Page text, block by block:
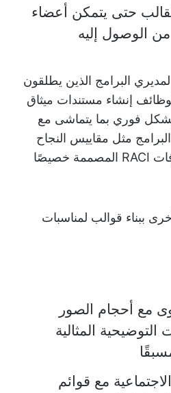
حتى يتمكن أعضاء
الوصول إليه
البرامج الذين يطلقون
إنشاء مستندات ميثاق
فوري بما يتماشى مع
مثل مقاييس النجاح
وقوائم المخاطر ومصفوفات RACI المصممة خصيصًا
ببناء قوالب لمناسبات
مع أحجام الصور
المثالية
مع قوائم